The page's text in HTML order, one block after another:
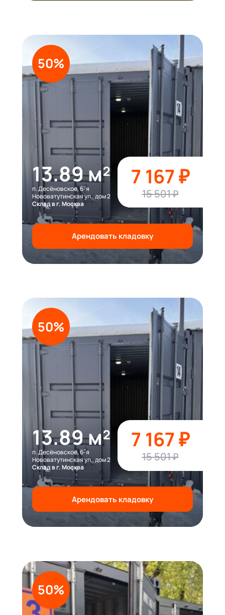
50%
13.89 м²
п. Десёновское, 6-я
Нововатутинская ул., дом 2
Склад в г. Москва
7 167 ₽
15 501 ₽
Арендовать кладовку
50%
13.89 м²
п. Десёновское, 6-я
Нововатутинская ул., дом 2
Склад в г. Москва
7 167 ₽
15 501 ₽
Арендовать кладовку
50%